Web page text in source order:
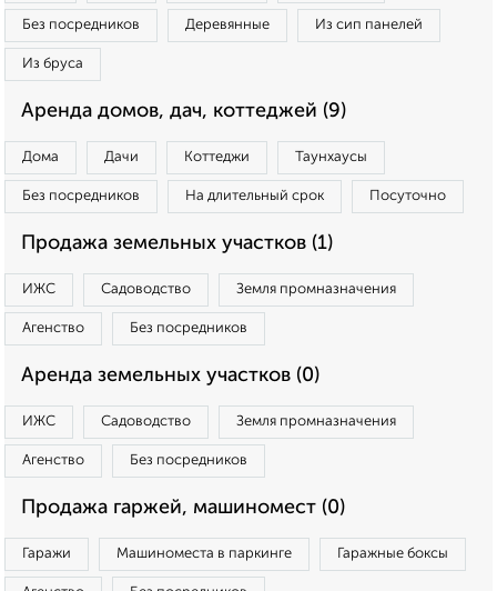
Без посредников Деревянные Из сип панелей
Из бруса
Аренда домов, дач, коттеджей (9)
Дома Дачи Коттеджи Таунхаусы
Без посредников На длительный срок Посуточно
Продажа земельных участков (1)
ИЖС Садоводство Земля промназначения
Агенство Без посредников
Аренда земельных участков (0)
ИЖС Садоводство Земля промназначения
Агенство Без посредников
Продажа гаржей, машиномест (0)
Гаражи Машиноместа в паркинге Гаражные боксы